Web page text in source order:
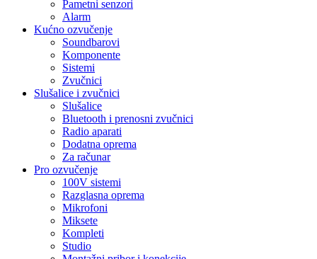
Pametni senzori
Alarm
Kućno ozvučenje
Soundbarovi
Komponente
Sistemi
Zvučnici
Slušalice i zvučnici
Slušalice
Bluetooth i prenosni zvučnici
Radio aparati
Dodatna oprema
Za računar
Pro ozvučenje
100V sistemi
Razglasna oprema
Mikrofoni
Miksete
Kompleti
Studio